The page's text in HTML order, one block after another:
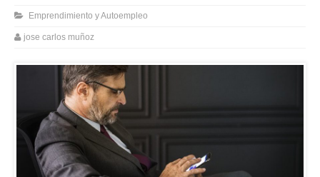
Emprendimiento y Autoempleo
jose carlos muñoz